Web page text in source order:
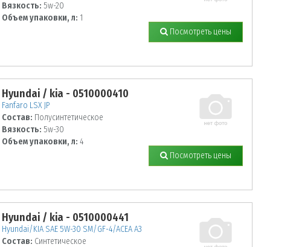
Вязкость: 5w-20
Объем упаковки, л: 1
Посмотреть цены
Hyundai / kia - 0510000410
Fanfaro LSX JP
Состав: Полусинтетическое
Вязкость: 5w-30
Объем упаковки, л: 4
Посмотреть цены
Hyundai / kia - 0510000441
Hyundai/KIA SAE 5W-30 SM/GF-4/ACEA A3
Состав: Синтетическое